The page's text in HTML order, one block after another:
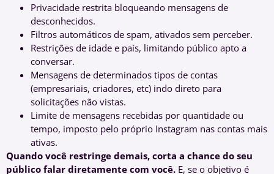
Privacidade restrita bloqueando mensagens de
desconhecidos.
Filtros automáticos de spam, ativados sem perceber.
Restrições de idade e país, limitando público apto a
conversar.
Mensagens de determinados tipos de contas
(empresariais, criadores, etc) indo direto para
solicitações não vistas.
Limite de mensagens recebidas por quantidade ou
tempo, imposto pelo próprio Instagram nas contas mais
ativas.
Quando você restringe demais, corta a chance do seu
público falar diretamente com você. E, se o objetivo é